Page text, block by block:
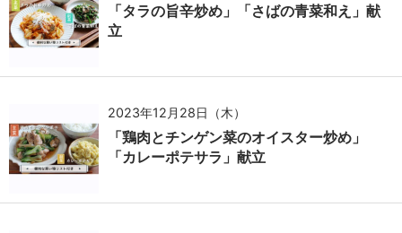
「タラの旨辛炒め」「さばの青菜和え」献
立
2023年12月28日（木）
「鶏肉とチンゲン菜のオイスター炒め」
「カレーポテサラ」献立